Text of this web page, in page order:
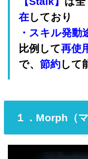
在しており
・スキル発動
比例して再使
で、 節約して
１．Morph（